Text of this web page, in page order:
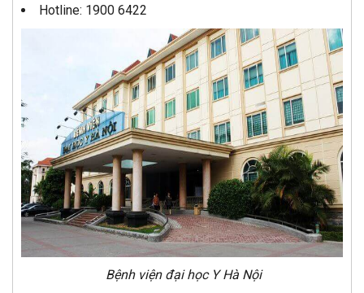
Hotline: 1900 6422
Bệnh viện đại học Y Hà Nội